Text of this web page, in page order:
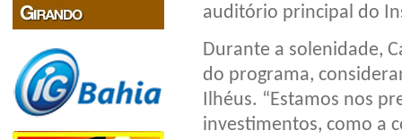
auditório principal do
Durante a solenidade,
do programa,
Ilhéus. “Estamos nos
investimentos, como a